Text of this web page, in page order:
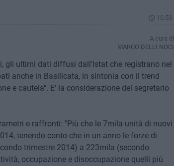
10.53
A cura di
MARCO DELLI NOCI
gli ultimi dati diffusi dall'Istat che registrano nel
anche in Basilicata, in sintonia con il trend
e cautela". E' la considerazione del segretario
e raffronti: "Più che le 7mila unità di nuovi
tenendo conto che in un anno le forze di
trimestre 2014) a 223mila (secondo
occupazione e disoccupazione quelli più